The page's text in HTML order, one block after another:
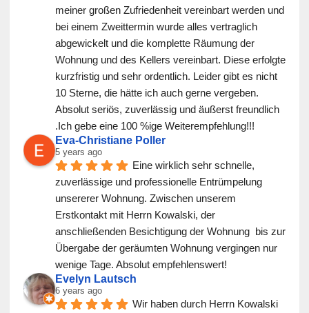
meiner großen Zufriedenheit vereinbart werden und
bei einem Zweittermin wurde alles vertraglich
abgewickelt und die komplette Räumung der
Wohnung und des Kellers vereinbart. Diese erfolgte
kurzfristig und sehr ordentlich. Leider gibt es nicht
10 Sterne, die hätte ich auch gerne vergeben.
Absolut seriös, zuverlässig und äußerst freundlich
.Ich gebe eine 100 %ige Weiterempfehlung!!!
Eva-Christiane Poller
5 years ago
Eine wirklich sehr schnelle,
zuverlässige und professionelle Entrümpelung
unsererer Wohnung. Zwischen unserem
Erstkontakt mit Herrn Kowalski, der
anschließenden Besichtigung der Wohnung  bis zur
Übergabe der geräumten Wohnung vergingen nur
wenige Tage. Absolut empfehlenswert!
Evelyn Lautsch
6 years ago
Wir haben durch Herrn Kowalski